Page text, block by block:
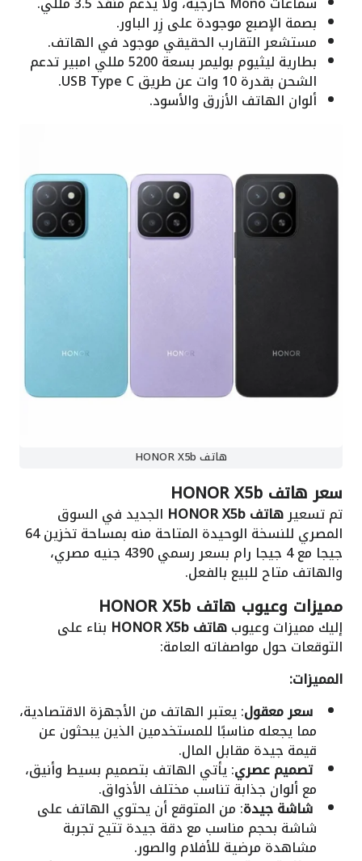
بصمة الإصبع موجودة على زِر الباور.
مستشعر التقارب الحقيقي موجود في الهاتف.
بطارية ليثيوم بوليمر بسعة 5200 مللي امبير تدعم
الشحن بقدرة 10 وات عن طريق USB Type C.
ألوان الهاتف الأزرق والأسود.
هاتف HONOR X5b
سعر هاتف HONOR X5b
تم تسعيرهاتف HONOR X5b الجديد في السوق
المصري للنسخة الوحيدة المتاحة منه بمساحة تخزين 64
جيجا مع 4 جيجا رام بسعر رسمي 4390 جنيه مصري،
والهاتف متاح للبيع بالفعل.
مميزات وعيوب هاتف HONOR X5b
إليك مميزات وعيوبهاتف HONOR X5b بناء على
التوقعات حول مواصفاته العامة:
المميزات:
سعر معقول: يعتبر الهاتف من الأجهزة الاقتصادية،
مما يجعله مناسبًا للمستخدمين الذين يبحثون عن
قيمة جيدة مقابل المال.
تصميم عصري: يأتي الهاتف بتصميم بسيط وأنيق،
مع ألوان جذابة تناسب مختلف الأذواق.
شاشة جيدة: من المتوقع أن يحتوي الهاتف على
شاشة بحجم مناسب مع دقة جيدة تتيح تجربة
مشاهدة مرضية للأفلام والصور.